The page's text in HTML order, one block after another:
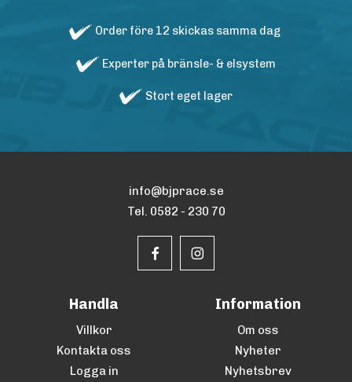
Order före 12 skickas samma dag
Experter på bränsle- & elsystem
Stort eget lager
info@bjprace.se
Tel. 0582 - 230 70
Handla
Villkor
Kontakta oss
Logga in
Information
Om oss
Nyheter
Nyhetsbrev